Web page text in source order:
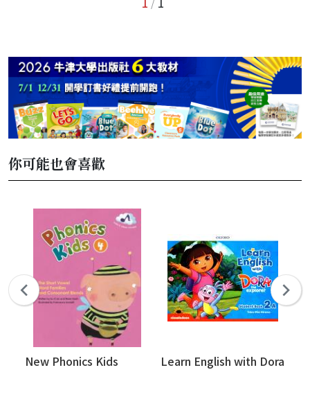
/
你可能也會喜歡
New Phonics Kids Learn English with Dora